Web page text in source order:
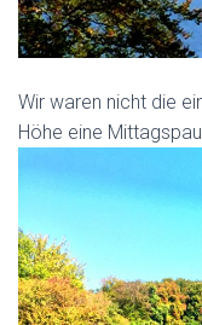
Wir waren nicht die
Höhe eine